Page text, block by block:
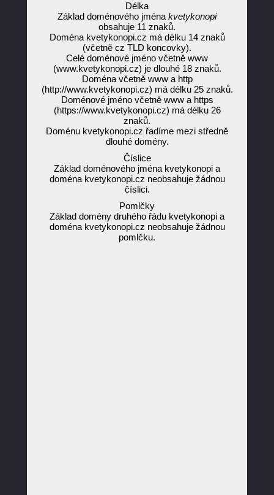
Délka
Základ doménového jména kvetykonopi
obsahuje 11 znaků.
Doména kvetykonopi.cz má délku 14 znaků
(včetně cz TLD koncovky).
Celé doménové jméno včetně www
(www.kvetykonopi.cz) je dlouhé 18 znaků.
Doména včetně www a http
(http://www.kvetykonopi.cz) má délku 25 znaků.
Doménové jméno včetně www a https
(https://www.kvetykonopi.cz) má délku 26
znaků.
Doménu kvetykonopi.cz řadíme mezi středně
dlouhé domény.
Číslice
Základ doménového jména kvetykonopi a
doména kvetykonopi.cz neobsahuje žádnou
číslici.
Pomlčky
Základ domény druhého řádu kvetykonopi a
doména kvetykonopi.cz neobsahuje žádnou
pomlčku.